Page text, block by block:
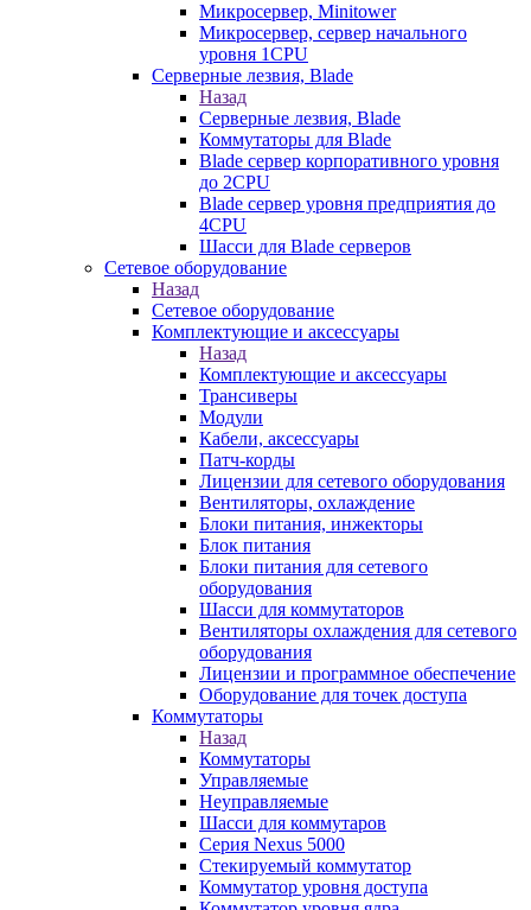
Микросервер, Minitower
Микросервер, сервер начального
уровня 1CPU
Серверные лезвия, Blade
Назад
Серверные лезвия, Blade
Коммутаторы для Blade
Blade сервер корпоративного уровня
до 2CPU
Blade сервер уровня предприятия до
4CPU
Шасси для Blade серверов
Сетевое оборудование
Назад
Сетевое оборудование
Комплектующие и аксессуары
Назад
Комплектующие и аксессуары
Трансиверы
Модули
Кабели, аксессуары
Патч-корды
Лицензии для сетевого оборудования
Вентиляторы, охлаждение
Блоки питания, инжекторы
Блок питания
Блоки питания для сетевого
оборудования
Шасси для коммутаторов
Вентиляторы охлаждения для сетевого
оборудования
Лицензии и программное обеспечение
Оборудование для точек доступа
Коммутаторы
Назад
Коммутаторы
Управляемые
Неуправляемые
Шасси для коммутаров
Серия Nexus 5000
Стекируемый коммутатор
Коммутатор уровня доступа